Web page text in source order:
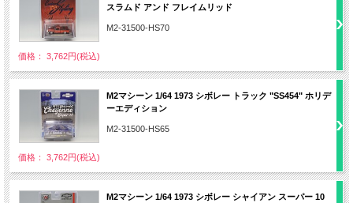
スラムド アンド フレイムリッド
M2-31500-HS70
価格： 3,762円(税込)
M2マシーン 1/64 1973 シボレー トラック "SS454" ホリデ
ーエディション
M2-31500-HS65
価格： 3,762円(税込)
M2マシーン 1/64 1973 シボレー シャイアン スーパー 10